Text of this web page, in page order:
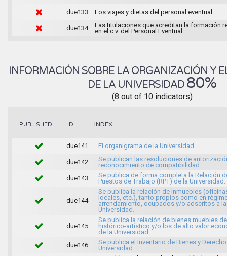
due133 Los viajes y dietas del personal eventual.
due134
Las titulaciones que acreditan la formación
en el c.v. del Personal Eventual.
INFORMACIÓN SOBRE LA ORGANIZACIÓN Y
DE LA UNIVERSIDAD 80%
(8 out of 10 indicators)
PUBLISHED ID INDEX
due141 El organigrama de la Universidad.
due142
Se publican las resoluciones de
reconocimiento de compatibilidad.
due143
Se publica de forma completa la Relación
Puestos de Trabajo (RPT) de la Universidad.
due144
Se publica la relación de Inmuebles
locales, etc.), tanto propios como en
arrendamiento, ocupados y/o adscritos a la
Universidad.
due145
Se publica la relación de bienes muebles
histórico-artístico y/o los de alto valor
de la Universidad.
due146
Se publica el Inventario de Bienes y
Universidad.